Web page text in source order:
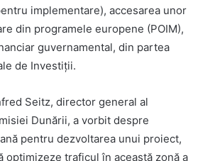
implementare), accesarea unor
din programele europene (POIM),
guvernamental, din partea
de Investiții.
Seitz, director general al
Dunării, a vorbit despre
pentru dezvoltarea unui proiect,
optimizeze traficul în această zonă a